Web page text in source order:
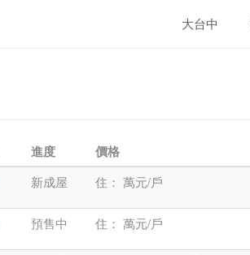
大台中
進度 價格
新成屋 住： 萬元/戶
預售中 住： 萬元/戶